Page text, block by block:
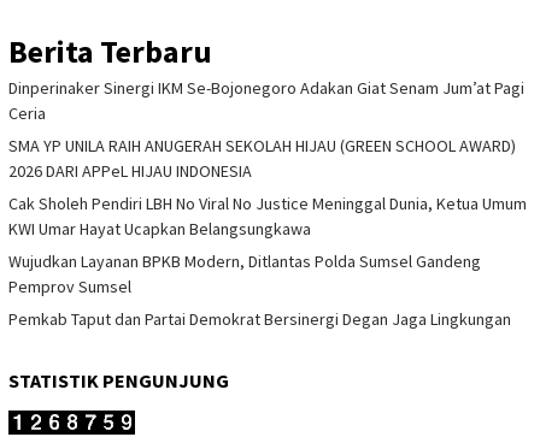
Berita Terbaru
Dinperinaker Sinergi IKM Se-Bojonegoro Adakan Giat Senam Jum’at Pagi
Ceria
SMA YP UNILA RAIH ANUGERAH SEKOLAH HIJAU (GREEN SCHOOL AWARD)
2026 DARI APPeL HIJAU INDONESIA
Cak Sholeh Pendiri LBH No Viral No Justice Meninggal Dunia, Ketua Umum
KWI Umar Hayat Ucapkan Belangsungkawa
Wujudkan Layanan BPKB Modern, Ditlantas Polda Sumsel Gandeng
Pemprov Sumsel
Pemkab Taput dan Partai Demokrat Bersinergi Degan Jaga Lingkungan
STATISTIK PENGUNJUNG